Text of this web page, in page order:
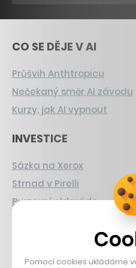
CO SE DĚJE V AI
Průšvih Anthtropicu
Nečekaný směr AI závodu
Kurzy, jak AI vypnout
INVESTICE
Sázka na Xerox
Strnad v Pirelli
Burzovní eldorádo
PŘÍBĚHY Z GASTRA
Boční projekt, co se zvrtnul
Pomocí cookies ukládáme